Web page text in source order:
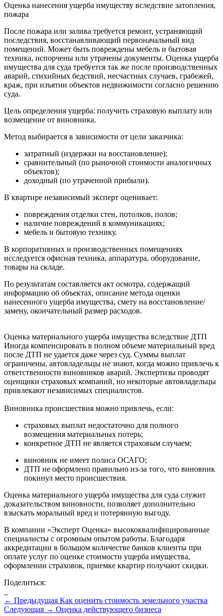
Оценка нанесения ущерба имуществу вследствие затопления,
пожара
После пожара или залива требуется ремонт, устраняющий
последствия, восстанавливающий первоначальный вид
помещений. Может быть повреждены мебель и бытовая
техника, испорчены или утрачены документы. Оценка ущерба
имущества для суда требуется так же после производственных
аварий, стихийных бедствий, несчастных случаев, грабежей,
краж, при изъятии объектов недвижимости согласно решению
суда.
Цель определения ущерба: получить страховую выплату или
возмещение от виновника.
Метод выбирается в зависимости от цели заказчика:
затратный (издержки на восстановление);
сравнительный (по рыночной стоимости аналогичных
объектов);
доходный (по утраченной прибыли).
В квартире независимый эксперт оценивает:
повреждения отделки стен, потолков, полов;
наличие повреждений в коммуникациях;
мебель и бытовую технику.
В корпоративных и производственных помещениях
исследуется офисная техника, аппаратура, оборудование,
товары на складе.
По результатам составляется акт осмотра, содержащий
информацию об объектах, описание метода оценки
нанесенного ущерба имущества, смету на восстановление/
замену, окончательный размер расходов.
Оценка материального ущерба имущества вследствие ДТП
Иногда компенсировать в полном объеме материальный вред
после ДТП не удается даже через суд. Суммы выплат
ограничены, автовладельцы не знают, когда можно привлечь к
ответственности виновников аварий. Экспертизы проводят
оценщики страховых компаний, но некоторые автовладельцы
привлекают независимых специалистов.
Виновника происшествия можно привлечь, если:
страховых выплат недостаточно для полного
возмещения материальных потерь;
конкретное ДТП не является страховым случаем;
виновник не имеет полиса ОСАГО;
ДТП не оформлено правильно из-за того, что виновник
покинул место происшествия.
Оценка материального ущерба имущества для суда служит
доказательством виновности, позволяет дополнительно
взыскать моральный вред и потерянную выгоду.
В компании «Эксперт Оценка» высококвалифицированные
специалисты с огромным опытом работы. Благодаря
аккредитации в большом количестве банков клиенты при
оплате услуг по оценке стоимости ущерба имущества,
оформлении страховок, приемке квартир получают скидки.
Поделиться:
← Предыдущая Как оценить стоимость земельного участка
Следующая → Оценка действующего бизнеса